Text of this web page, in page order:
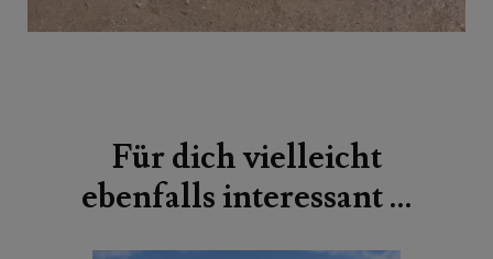
Für dich vielleicht
ebenfalls interessant …